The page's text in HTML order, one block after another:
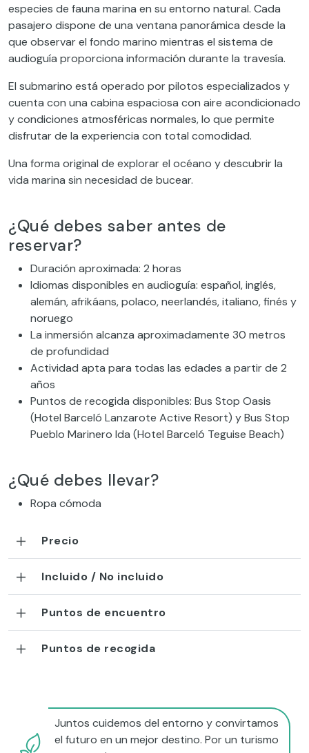
especies de fauna marina en su entorno natural. Cada
pasajero dispone de una ventana panorámica desde la
que observar el fondo marino mientras el sistema de
audioguía proporciona información durante la travesía.
El submarino está operado por pilotos especializados y
cuenta con una cabina espaciosa con aire acondicionado
y condiciones atmosféricas normales, lo que permite
disfrutar de la experiencia con total comodidad.
Una forma original de explorar el océano y descubrir la
vida marina sin necesidad de bucear.
¿Qué debes saber antes de
reservar?
Duración aproximada: 2 horas
Idiomas disponibles en audioguía: español, inglés,
alemán, afrikáans, polaco, neerlandés, italiano, finés y
noruego
La inmersión alcanza aproximadamente 30 metros
de profundidad
Actividad apta para todas las edades a partir de 2
años
Puntos de recogida disponibles: Bus Stop Oasis
(Hotel Barceló Lanzarote Active Resort) y Bus Stop
Pueblo Marinero Ida (Hotel Barceló Teguise Beach)
¿Qué debes llevar?
Ropa cómoda
Precio
Incluido / No incluido
Puntos de encuentro
Puntos de recogida
Juntos cuidemos del entorno y convirtamos
el futuro en un mejor destino. Por un turismo